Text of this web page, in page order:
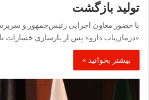
تولید بازگشت
با حضور معاون اجرایی رئیس‌جمهور و
«درمان‌یاب دارو» پس از بازسازی خسارات
بیشتر بخوانید »